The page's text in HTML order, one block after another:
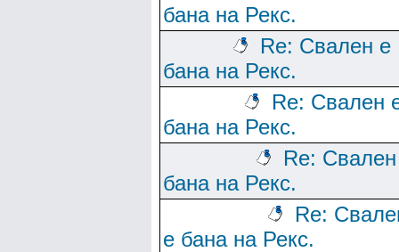
бана на Рекс.
Re: Свален е
бана на Рекс.
Re: Свален
бана на Рекс.
Re:
бана на Рекс.
Re:
е бана на Рекс.